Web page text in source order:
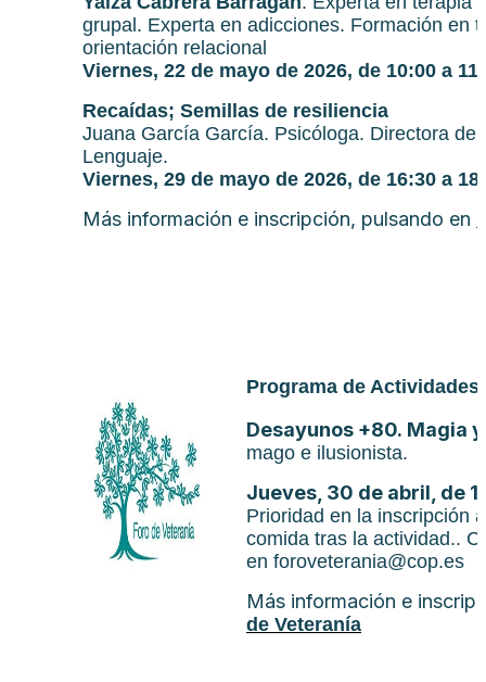
grupal. Experta en adicciones. Formación en
orientación relacional
Viernes, 22 de mayo de 2026, de 10:00 a
Recaídas; Semillas de resiliencia
Juana García García. Psicóloga. Directora de
Lenguaje.
Viernes, 29 de mayo de 2026, de 16:30 a
Más información e inscripción, pulsando en
Programa de Actividades
Desayunos +80. Magia
mago e ilusionista.
Jueves, 30 de abril, de
Prioridad en la inscripción
comida tras la actividad..
en foroveterania@cop.es
Más información e
de Veteranía